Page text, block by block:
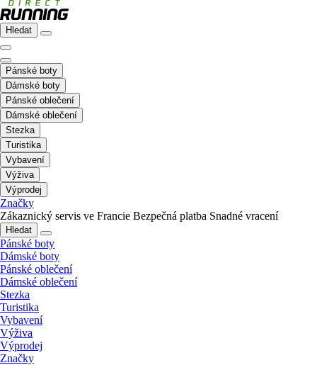
Hledat
Pánské boty
Dámské boty
Pánské oblečení
Dámské oblečení
Stezka
Turistika
Vybavení
Výživa
Výprodej
Značky
Zákaznický servis ve Francie Bezpečná platba Snadné vracení
Hledat
Pánské boty
Dámské boty
Pánské oblečení
Dámské oblečení
Stezka
Turistika
Vybavení
Výživa
Výprodej
Značky